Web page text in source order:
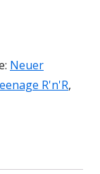
Neuer
R'n'R,